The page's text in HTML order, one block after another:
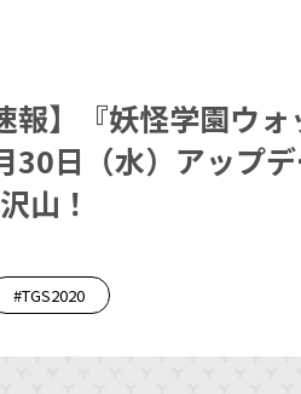
報】『妖怪学園ウ
30日（水）アップ
山！
#TGS2020